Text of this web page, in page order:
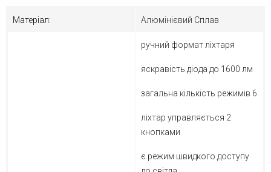
Матеріал: Алюмінієвий Сплав
ручний формат ліхтаря
яскравість діода до 1600 лм
загальна кількість режимів 6
ліхтар управляється 2
кнопками
є режим швидкого доступу